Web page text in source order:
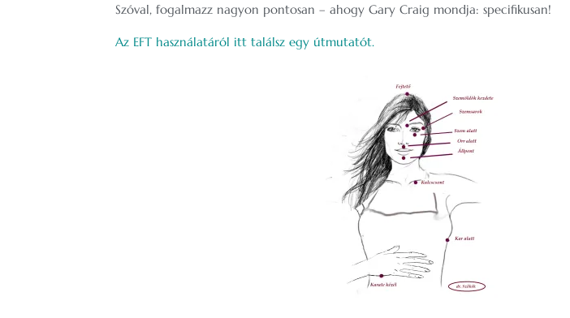
Szóval, fogalmazz nagyon pontosan – ahogy Gary Craig mondja: specifikusan!
Az EFT használatáról itt találsz egy útmutatót.